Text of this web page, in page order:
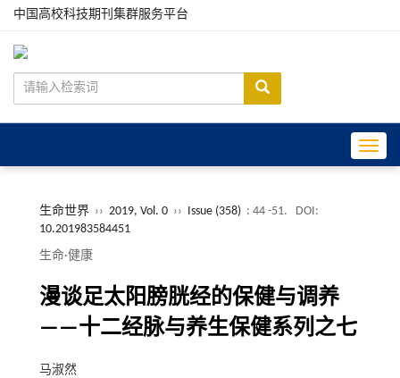
中国高校科技期刊集群服务平台
生命世界 ›› 2019, Vol. 0 ›› Issue (358) : 44 -51.
DOI:
10.201983584451
生命·健康
漫谈足太阳膀胱经的保健与调养
——十二经脉与养生保健系列之七
马淑然